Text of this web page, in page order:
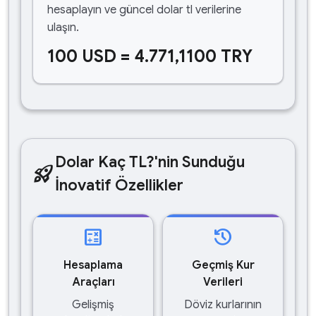
hesaplayın ve güncel dolar tl verilerine
ulaşın.
100 USD = 4.771,1100 TRY
rocket_launchDolar Kaç TL?'nin Sunduğu
İnovatif Özellikler
calculate
Hesaplama
Araçları
Gelişmiş
history
Geçmiş Kur
Verileri
Döviz kurlarının